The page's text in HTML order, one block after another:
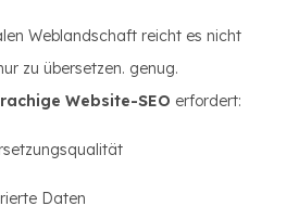
Weblandschaft reicht es nicht
zu übersetzen. genug.
Website-SEO erfordert:
Daten